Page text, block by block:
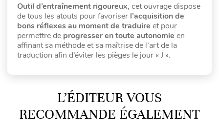
Outil d’entraînement rigoureux, cet ouvrage dispose
de tous les atouts pour favoriser l’acquisition de
bons réflexes au moment de traduire et pour
permettre de progresser en toute autonomie en
affinant sa méthode et sa maîtrise de l’art de la
traduction afin d’éviter les pièges le jour « J ».
L’ÉDITEUR VOUS
RECOMMANDE ÉGALEMENT